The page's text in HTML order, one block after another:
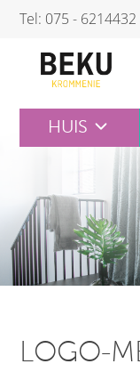
Skip
content
Tel: 075 - 6214432
HUIS
LOGO-